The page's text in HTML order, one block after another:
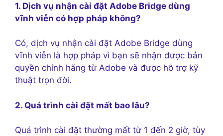
1. Dịch vụ nhận cài đặt Adobe Bridge dùng
vĩnh viễn có hợp pháp không?
Có, dịch vụ nhận cài đặt Adobe Bridge dùng
vĩnh viễn là hợp pháp vì bạn sẽ nhận được bản
quyền chính hãng từ Adobe và được hỗ trợ kỹ
thuật trọn đời.
2. Quá trình cài đặt mất bao lâu?
Quá trình cài đặt thường mất từ 1 đến 2 giờ, tùy